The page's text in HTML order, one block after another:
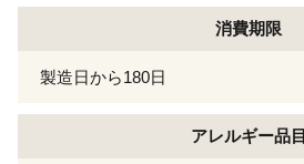
消費期限
製造日から180日
アレルギー品目